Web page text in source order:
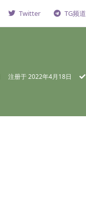
Twitter TG频道
注册于2022年4月18日